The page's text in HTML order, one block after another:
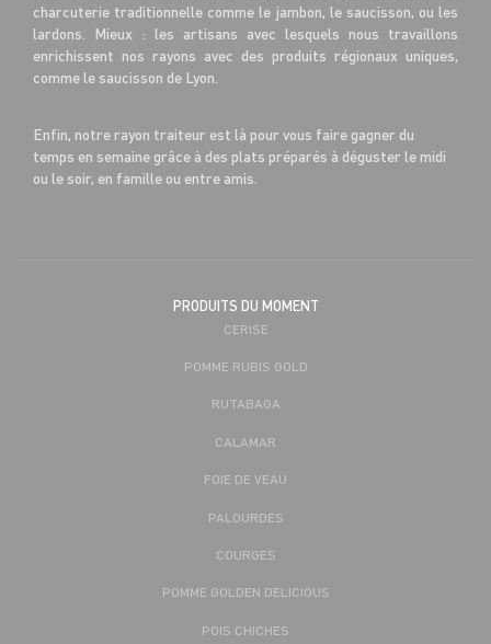
charcuterie traditionnelle comme le jambon, le saucisson, ou les
lardons. Mieux : les artisans avec lesquels nous travaillons
enrichissent nos rayons avec des produits régionaux uniques,
comme le saucisson de Lyon.
Enfin, notre rayon traiteur est là pour vous faire gagner du
temps en semaine grâce à des plats préparés à déguster le midi
ou le soir, en famille ou entre amis.
PRODUITS DU MOMENT
CERISE
POMME RUBIS GOLD
RUTABAGA
CALAMAR
FOIE DE VEAU
PALOURDES
COURGES
POMME GOLDEN DELICIOUS
POIS CHICHES